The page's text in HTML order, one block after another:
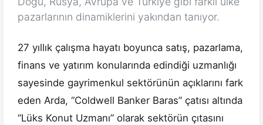
pazarlarının dinamiklerini yakından tanıyor.
27 yıllık çalışma hayatı boyunca satış, pazarlama,
finans ve yatırım konularında edindiği uzmanlığı
sayesinde gayrimenkul sektörünün açıklarını fark
eden Arda, “Coldwell Banker Baras” çatısı altında
“Lüks Konut Uzmanı” olarak sektörün çıtasını